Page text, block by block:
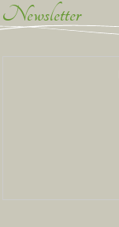
Newsletter